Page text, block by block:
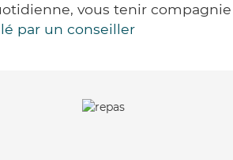
vous tenir
par un conseiller